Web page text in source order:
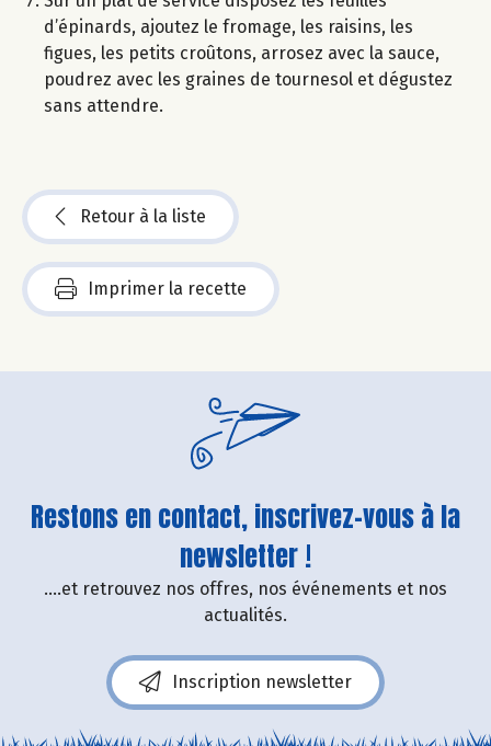
d’épinards, ajoutez le fromage, les raisins, les
figues, les petits croûtons, arrosez avec la sauce,
poudrez avec les graines de tournesol et dégustez
sans attendre.
Retour à la liste
Imprimer la recette
Restons en contact, inscrivez-vous à la
newsletter !
....et retrouvez nos offres, nos événements et nos
actualités.
Inscription newsletter